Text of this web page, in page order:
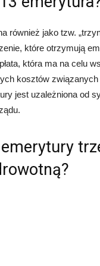
również jako tzw.
które otrzymują
która ma na celu
kosztów
jest uzależniona od